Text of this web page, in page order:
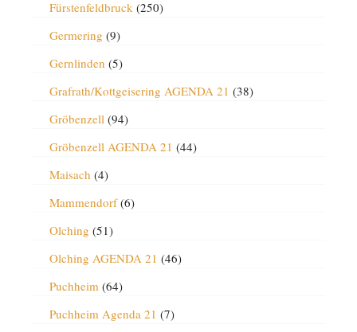
Fürstenfeldbruck (250)
Germering (9)
Gernlinden (5)
Grafrath/Kottgeisering AGENDA 21 (38)
Gröbenzell (94)
Gröbenzell AGENDA 21 (44)
Maisach (4)
Mammendorf(6)
Olching (51)
Olching AGENDA 21 (46)
Puchheim (64)
Puchheim Agenda 21 (7)